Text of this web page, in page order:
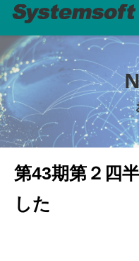
第43期第２四
した